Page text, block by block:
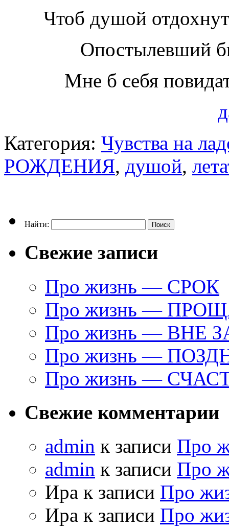
Чтоб душой
Опостылевший
Мне б себя
Категория: Чувства на
РОЖДЕНИЯ, душой,
Найти:
Свежие записи
Про жизнь — СРОК
Про жизнь —
Про жизнь — ВНЕ
Про жизнь —
Про жизнь —
Свежие комментарии
admin к записи Про
admin к записи Про
Ира к записи Про
Ира к записи Про